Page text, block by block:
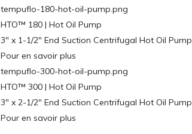
tempuflo-180-hot-oil-pump.png
HTO™ 180 | Hot Oil Pump
3″ x 1-1/2″ End Suction Centrifugal Hot Oil Pump
Pour en savoir plus
tempuflo-300-hot-oil-pump.png
HTO™ 300 | Hot Oil Pump
3″ x 2-1/2″ End Suction Centrifugal Hot Oil Pump
Pour en savoir plus